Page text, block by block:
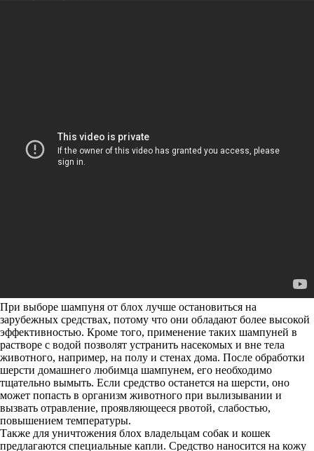
При выборе шампуня от блох лучше остановиться на
зарубежных средствах, потому что они обладают более высокой
эффективностью. Кроме того, применение таких шампуней в
растворе с водой позволят устранить насекомых и вне тела
животного, например, на полу и стенах дома. После обработки
шерсти домашнего любимца шампунем, его необходимо
тщательно вымыть. Если средство останется на шерсти, оно
может попасть в организм животного при вылизывании и
вызвать отравление, проявляющееся рвотой, слабостью,
повышением температуры.
Также для уничтожения блох владельцам собак и кошек
предлагаются специальные капли. Средство наносится на кожу